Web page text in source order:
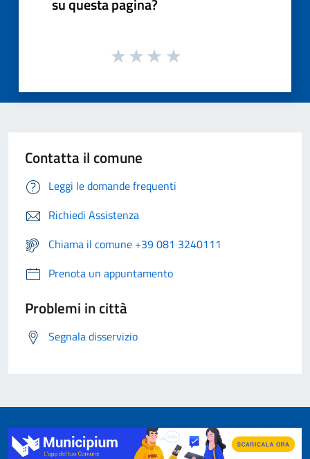
su questa pagina?
Contatta il comune
Leggi le domande frequenti
Richiedi Assistenza
Chiama il comune +39 081 3240111
Prenota un appuntamento
Problemi in città
Segnala disservizio